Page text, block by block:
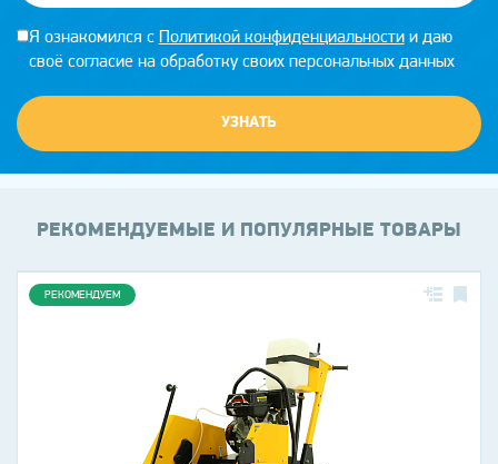
Я ознакомился с Политикой конфиденциальностии даю
своё согласие на обработку своих персональных данных
УЗНАТЬ
РЕКОМЕНДУЕМЫЕ И ПОПУЛЯРНЫЕ ТОВАРЫ
РЕКОМЕНДУЕМ